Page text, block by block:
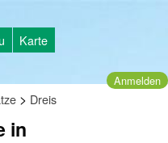
Karte
Anmelden
> Dreis
in